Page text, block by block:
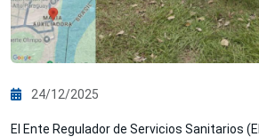
24/12/2025
El Ente Regulador de Servicios Sanitarios